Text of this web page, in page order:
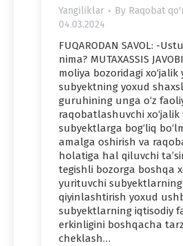
Yangiliklar By Raqobat
04.03.2024
FUQARODAN SAVOL: -
nima? MUTAXASSIS
moliya bozoridagi
subyektning yoxud
guruhining unga o‘z
raqobatlashuvchi
subyektlarga bog‘liq
amalga oshirish va
holatiga hal qiluvchi
tegishli bozorga boshqa
yurituvchi
qiyinlashtirish yoxud
subyektlarning iqtisodiy
erkinligini boshqacha
cheklash…